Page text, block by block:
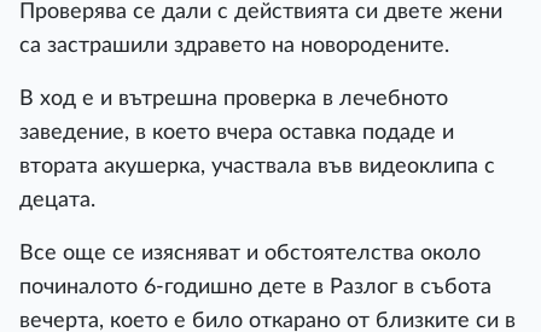
Проверява се дали с действията си двете жени
са застрашили здравето на новородените.
В ход е и вътрешна проверка в лечебното
заведение, в което вчера оставка подаде и
втората акушерка, участвала във видеоклипа с
децата.
Все още се изясняват и обстоятелства около
починалото 6-годишно дете в Разлог в събота
вечерта, което е било откарано от близките си в